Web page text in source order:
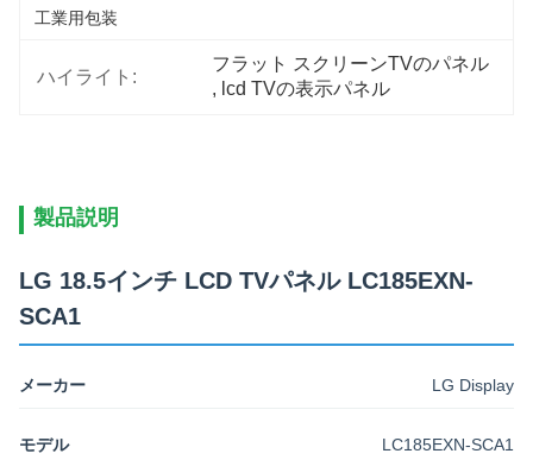
工業用包装
ハイライト:
フラット スクリーンTVのパネル
, lcd TVの表示パネル
製品説明
LG 18.5インチ LCD TVパネル LC185EXN-
SCA1
メーカー LG Display
モデル LC185EXN-SCA1